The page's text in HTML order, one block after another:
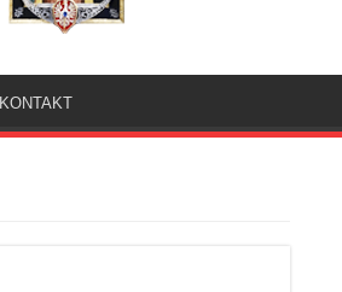
KONTAKT